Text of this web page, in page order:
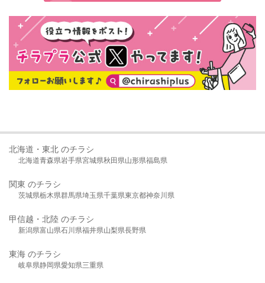
北海道・東北 のチラシ
北海道青森県岩手県宮城県秋田県山形県福島県
関東 のチラシ
茨城県栃木県群馬県埼玉県千葉県東京都神奈川県
甲信越・北陸 のチラシ
新潟県富山県石川県福井県山梨県長野県
東海 のチラシ
岐阜県静岡県愛知県三重県